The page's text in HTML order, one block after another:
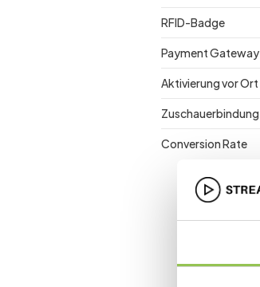
RFID-Badge
Payment Gateway
Aktivierung vor Ort
Zuschauerbindung
Conversion Rate